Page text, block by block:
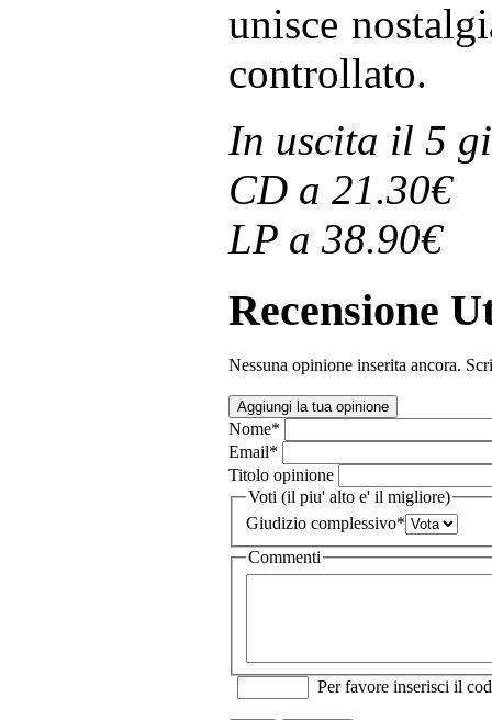
unisce
controllato.
In uscita il 5
CD a 21.30€
LP a 38.90€
Recensione
Nessuna opinione inserita ancora.
Aggiungi la tua opinione
Nome*
Email*
Titolo opinione
Voti (il piu' alto e' il migliore)
Giudizio complessivo*
Commenti
Per favore inserisci il